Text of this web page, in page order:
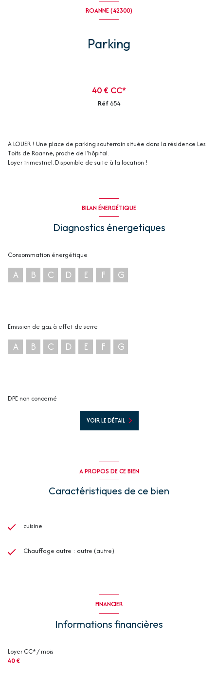
ROANNE (42300)
Parking
40 € CC*
Réf 654
A LOUER ! Une place de parking souterrain située dans la résidence Les
Toits de Roanne, proche de l'hôpital.
Loyer trimestriel. Disponible de suite à la location !
BILAN ÉNERGÉTIQUE
Diagnostics énergetiques
Consommation énergétique
A B C D E F G
Emission de gaz à effet de serre
A B C D E F G
DPE non concerné
VOIR LE DÉTAIL
A PROPOS DE CE BIEN
Caractéristiques de ce bien
cuisine
Chauffage autre : autre (autre)
FINANCIER
Informations financières
Loyer CC* / mois
40 €